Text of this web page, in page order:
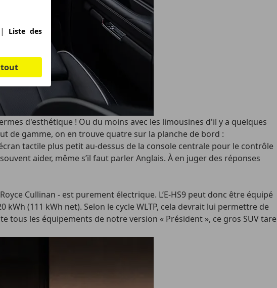
Liste des
tout
d'esthétique ! Ou du moins avec les limousines d'il y a quelques
de gamme, on en trouve quatre sur la planche de bord :
tactile plus petit au-dessus de la console centrale pour le contrôle
aider, même s’il faut parler Anglais. À en juger des réponses
Cullinan - est purement électrique. L’E-HS9 peut donc être équipé
(111 kWh net). Selon le cycle WLTP, cela devrait lui permettre de
tous les équipements de notre version « Président », ce gros SUV tare